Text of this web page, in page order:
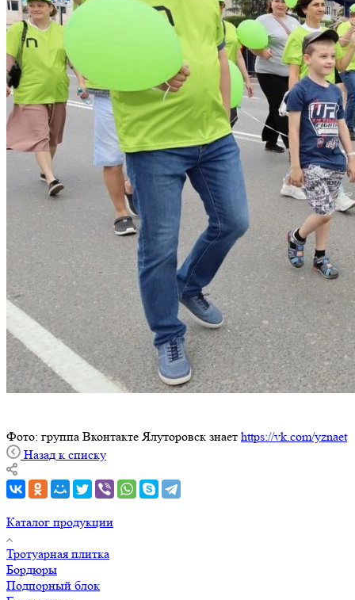
Фото: группа Вконтакте Ялуторовск знает https://vk.com/yznaet
Назад к списку
Каталог продукции
Тротуарная плитка
Бордюры
Подпорный блок